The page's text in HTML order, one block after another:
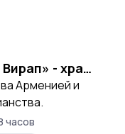
Ереван - монастырь «Хор Вирап» - храм «Гарни» - монастырь «Гегард» - Ереван
Арменией и
часов